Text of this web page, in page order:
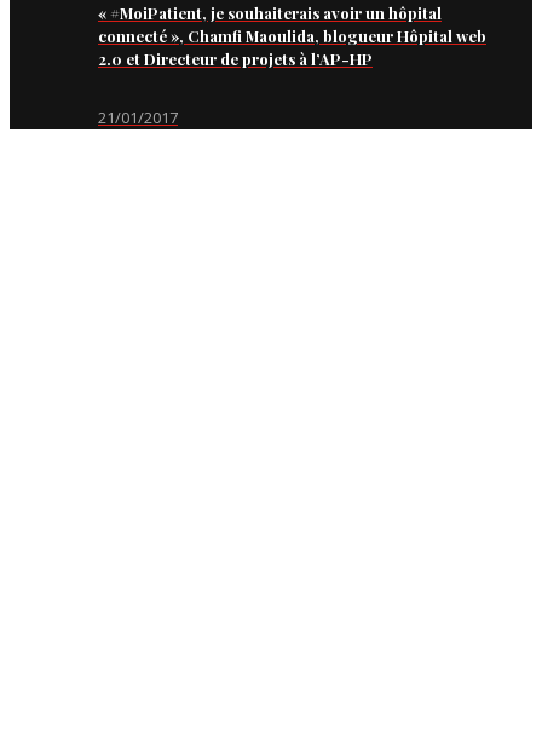
« #MoiPatient, je souhaiterais avoir un hôpital
connecté », Chamfi Maoulida, blogueur Hôpital web
2.0 et Directeur de projets à l’AP-HP
21/01/2017